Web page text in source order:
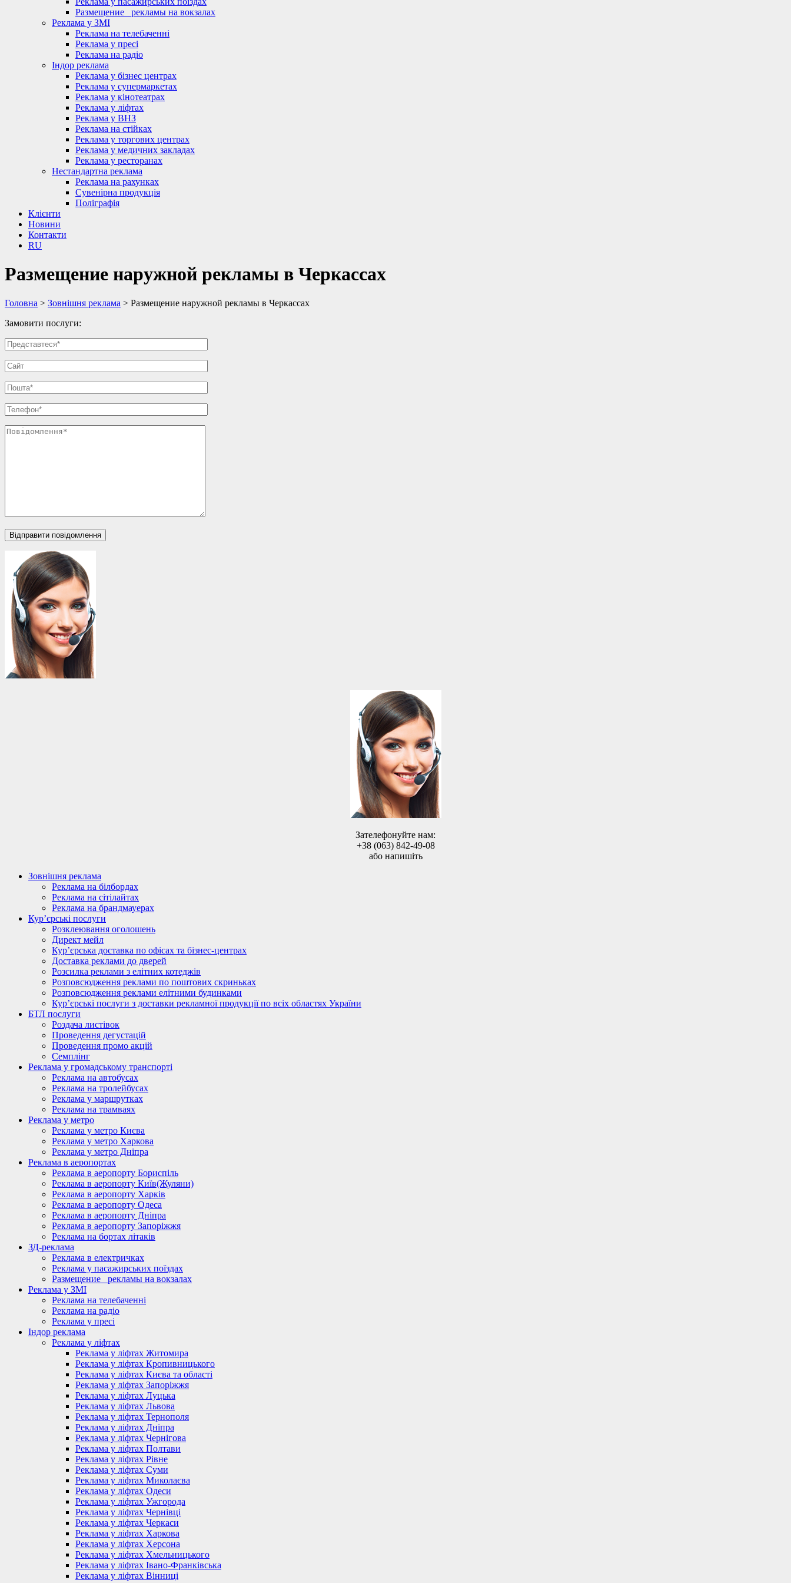
Размещение_ рекламы на вокзалах
Реклама у ЗМІ
Реклама на телебаченні
Реклама у пресі
Реклама на радіо
Індор реклама
Реклама у бізнес центрах
Реклама у супермаркетах
Реклама у кінотеатрах
Реклама у ліфтах
Реклама у ВНЗ
Реклама на стійках
Реклама у торгових центрах
Реклама у медичних закладах
Реклама у ресторанах
Нестандартна реклама
Реклама на рахунках
Сувенірна продукція
Поліграфія
Клієнти
Новини
Контакти
RU
Размещение наружной рекламы в Черкассах
Головна > Зовнішня реклама > Размещение наружной рекламы в Черкассах
Замовити послуги:
Зателефонуйте нам:
+38 (063) 842-49-08
або напишіть
Зовнішня реклама
Реклама на білбордах
Реклама на сітілайтах
Реклама на брандмауерах
Кур’єрські послуги
Розклеювання оголошень
Директ мейл
Кур’єрська доставка по офісах та бізнес-центрах
Доставка реклами до дверей
Розсилка реклами з елітних котеджів
Розповсюдження реклами по поштових скриньках
Розповсюдження реклами елітними будинками
Кур’єрські послуги з доставки рекламної продукції по всіх областях України
БТЛ послуги
Роздача листівок
Проведення дегустацій
Проведення промо акцій
Семплінг
Реклама у громадському транспорті
Реклама на автобусах
Реклама на тролейбусах
Реклама у маршрутках
Реклама на трамваях
Реклама у метро
Реклама у метро Києва
Реклама у метро Харкова
Реклама у метро Дніпра
Реклама в аеропортах
Реклама в аеропорту Бориспіль
Реклама в аеропорту Київ(Жуляни)
Реклама в аеропорту Харків
Реклама в аеропорту Одеса
Реклама в аеропорту Дніпра
Реклама в аеропорту Запоріжжя
Реклама на бортах літаків
ЗД-реклама
Реклама в електричках
Реклама у пасажирських поїздах
Размещение_ рекламы на вокзалах
Реклама у ЗМІ
Реклама на телебаченні
Реклама на радіо
Реклама у пресі
Індор реклама
Реклама у ліфтах
Реклама у ліфтах Житомира
Реклама у ліфтах Кропивницького
Реклама у ліфтах Києва та області
Реклама у ліфтах Запоріжжя
Реклама у ліфтах Луцька
Реклама у ліфтах Львова
Реклама у ліфтах Тернополя
Реклама у ліфтах Дніпра
Реклама у ліфтах Чернігова
Реклама у ліфтах Полтави
Реклама у ліфтах Рівне
Реклама у ліфтах Суми
Реклама у ліфтах Миколаєва
Реклама у ліфтах Одеси
Реклама у ліфтах Ужгорода
Реклама у ліфтах Чернівці
Реклама у ліфтах Черкаси
Реклама у ліфтах Харкова
Реклама у ліфтах Херсона
Реклама у ліфтах Хмельницького
Реклама у ліфтах Івано-Франківська
Реклама у ліфтах Вінниці